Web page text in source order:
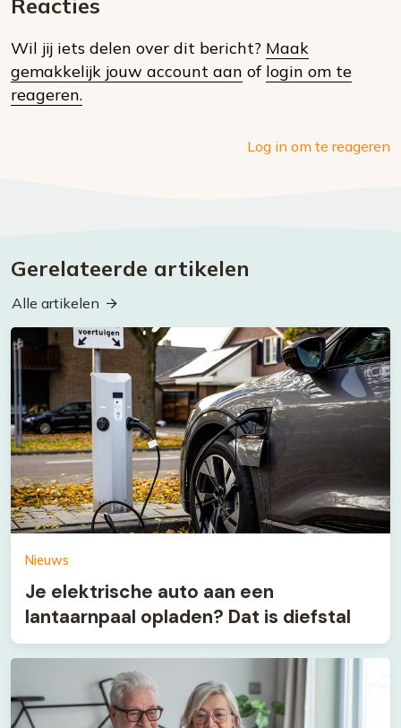
social
Wil jij iets delen over dit bericht? Maak
gemakkelijk jouw account aan of login om te
reageren.
Log in om te reageren
Gerelateerde artikelen
Alle artikelen
Nieuws
Je elektrische auto aan een
lantaarnpaal opladen? Dat is diefstal